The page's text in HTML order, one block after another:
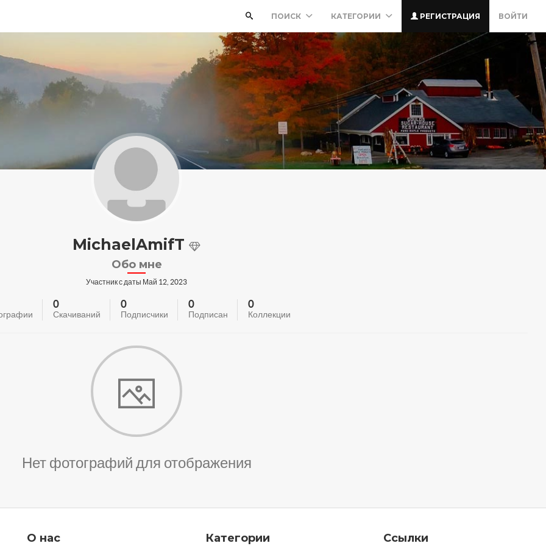
ПОИСК КАТЕГОРИИ РЕГИСТРАЦИЯ ВОЙТИ
MichaelAmifT
Обо мне
Участник с даты Май 12, 2023
0
Скачиваний
0
Подписчики
0
Подписан
0
Коллекции
Нет фотографий для отображения
О нас Категории Ссылки